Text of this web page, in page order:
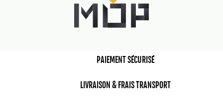
PAIEMENT SÉCURISÉ
LIVRAISON & FRAIS TRANSPORT